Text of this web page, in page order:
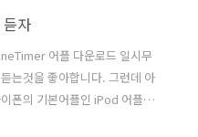
자
어플 다운로드 일시무
는것을 좋아합니다. 그런데 아
폰의 기본어플인 iPod 어플에
을 이용하면 지정된